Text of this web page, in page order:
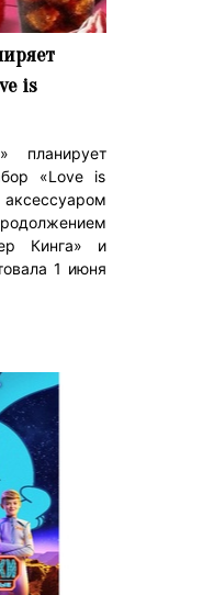
is
планирует
«Love is
Кинга» и
1 июня